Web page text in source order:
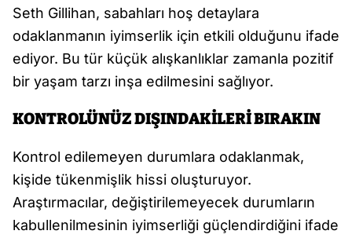
Seth Gillihan, sabahları hoş detaylara
odaklanmanın iyimserlik için etkili olduğunu ifade
ediyor. Bu tür küçük alışkanlıklar zamanla pozitif
bir yaşam tarzı inşa edilmesini sağlıyor.
KONTROLÜNÜZ DIŞINDAKİLERİ BIRAKIN
Kontrol edilemeyen durumlara odaklanmak,
kişide tükenmişlik hissi oluşturuyor.
Araştırmacılar, değiştirilemeyecek durumların
kabullenilmesinin iyimserliği güçlendirdiğini ifade